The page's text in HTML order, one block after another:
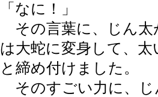
「なに！」
その言葉に、じん太
は大蛇に変身して、
と締め付けました。
そのすごい力に、じ